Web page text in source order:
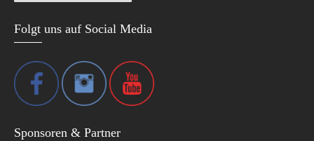
Folgt uns auf Social Media
Sponsoren & Partner